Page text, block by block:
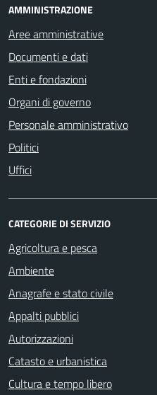
AMMINISTRAZIONE
Aree amministrative
Documenti e dati
Enti e fondazioni
Organi di governo
Personale amministrativo
Politici
Uffici
CATEGORIE DI SERVIZIO
Agricoltura e pesca
Ambiente
Anagrafe e stato civile
Appalti pubblici
Autorizzazioni
Catasto e urbanistica
Cultura e tempo libero